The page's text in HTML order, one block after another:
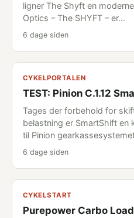
ligner The Shyft en
Optics – The SHYFT – er…
6 dage siden
CYKELPORTALEN
TEST: Pinion C.1.12
Tages der forbehold for
belastning er SmartShift
til Pinion
6 dage siden
CYKELSTART
Purepower Carbo